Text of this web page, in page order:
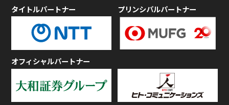
タイトルパートナー プリンシパルパートナー
オフィシャルパートナー